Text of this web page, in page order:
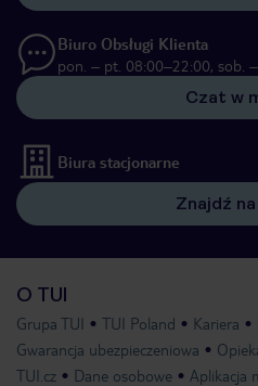
Biuro Obsługi Klienta
pon. – pt. 08:00–22:00, sob.
Czat w
Biura stacjonarne
Znajdź
O TUI
Grupa TUI TUI Poland Kariera
Gwarancja ubezpieczeniowa
TUI.cz
Dane osobowe Aplikacja